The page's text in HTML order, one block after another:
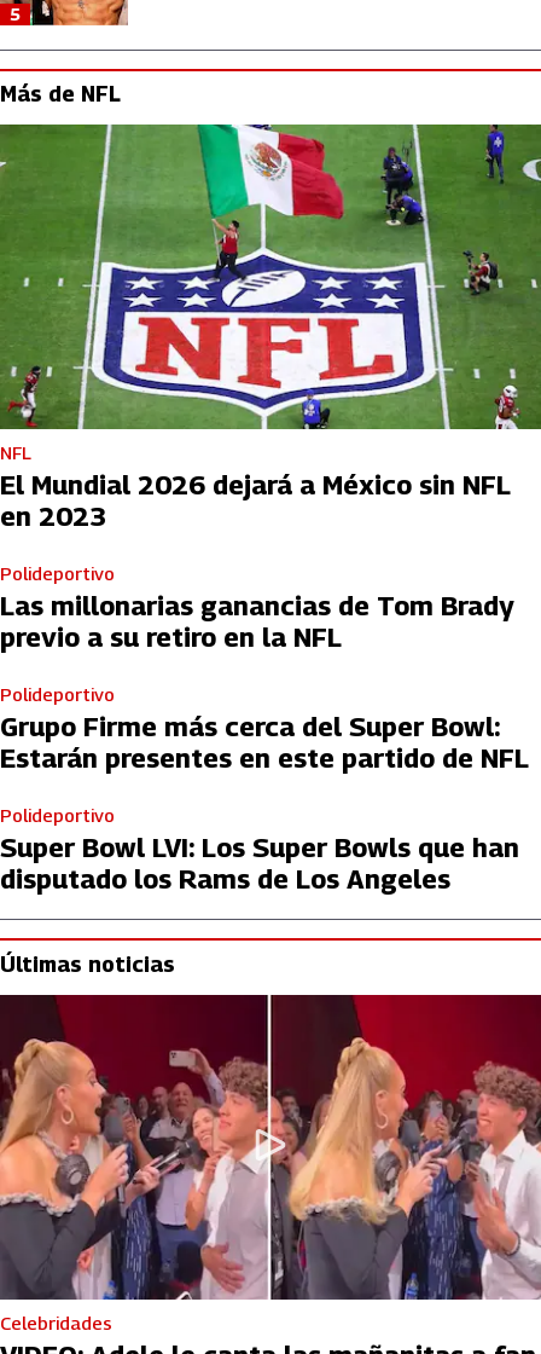
5
Más de NFL
NFL
El Mundial 2026 dejará a México sin NFL
en 2023
Polideportivo
Las millonarias ganancias de Tom Brady
previo a su retiro en la NFL
Polideportivo
Grupo Firme más cerca del Super Bowl:
Estarán presentes en este partido de NFL
Polideportivo
Super Bowl LVI: Los Super Bowls que han
disputado los Rams de Los Angeles
Últimas noticias
Celebridades